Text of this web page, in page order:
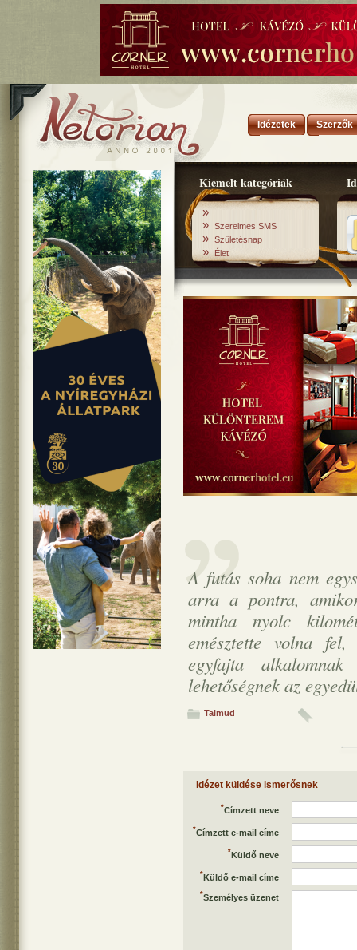
Idézetek Szerzők
Kiemelt kategóriák
»
» Szerelmes SMS
» Születésnap
» Élet
A futás soha nem
arra a pontra,
mintha nyolc
emésztette volna
egyfajta
lehetőségnek az
Talmud
Idézet küldése ismerősnek
*Címzett neve
*Címzett e-mail címe
*Küldő neve
*Küldő e-mail címe
*Személyes üzenet